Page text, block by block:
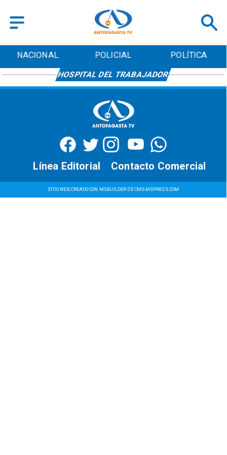
NACIONAL POLICIAL POLÍTICA
HOSPITAL DEL TRABAJADOR
SITIO WEB CREADO CON MSBUILDER DE CMS-MSPRESS.COM
Contacto Comercial
Línea Editorial